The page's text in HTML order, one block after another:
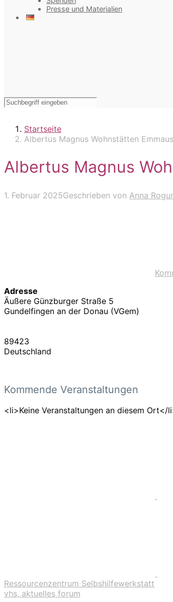
Presse und Materialien
Startseite
Albertus Magnus Wohnstätten
Albertus Magnus
1. Februar 2025Geschrieben von Anna
Adresse
Äußere Günzburger Straße 5
Gundelfingen an der Donau (VGem)
89423
Deutschland
Kommende Veranstaltungen
<li>Keine Veranstaltungen an diesem Ort</
Ressourcenzentrum Selbshilfewerkstatt
vhs, aktuelles forum